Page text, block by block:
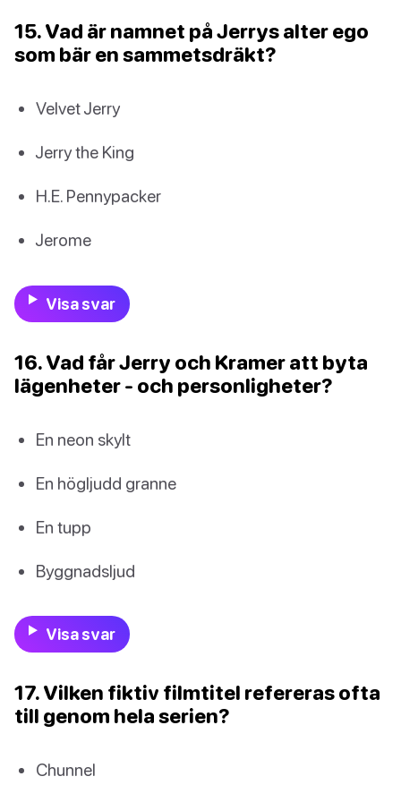
15. Vad är namnet på Jerrys alter ego
som bär en sammetsdräkt?
Velvet Jerry
Jerry the King
H.E. Pennypacker
Jerome
Visa svar
16. Vad får Jerry och Kramer att byta
lägenheter - och personligheter?
En neon skylt
En högljudd granne
En tupp
Byggnadsljud
Visa svar
17. Vilken fiktiv filmtitel refereras ofta
till genom hela serien?
Chunnel